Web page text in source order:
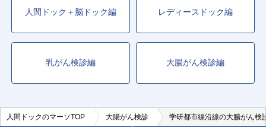
人間ドック＋脳ドック編 レディースドック編
乳がん検診編 大腸がん検診編
人間ドックのマーソTOP 大腸がん検診 学研都市線沿線の大腸がん検